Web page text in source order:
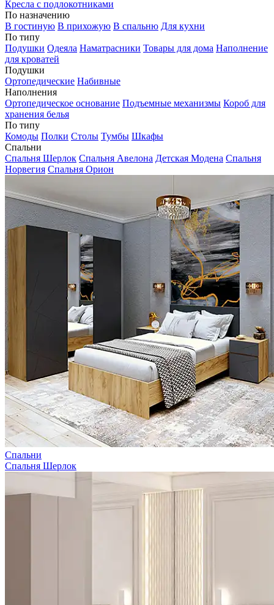
Кресла с подлокотниками
По назначению
В гостиную В прихожую В спальню Для кухни
По типу
Подушки Одеяла Наматрасники Товары для дома Наполнение
для кроватей
Подушки
Ортопедические Набивные
Наполнения
Ортопедическое основание Подъемные механизмы Короб для
хранения белья
По типу
Комоды Полки Столы Тумбы Шкафы
Спальни
Спальня Шерлок Спальня Авелона Детская Модена Спальня
Норвегия Спальня Орион
Спальни
Спальня Шерлок